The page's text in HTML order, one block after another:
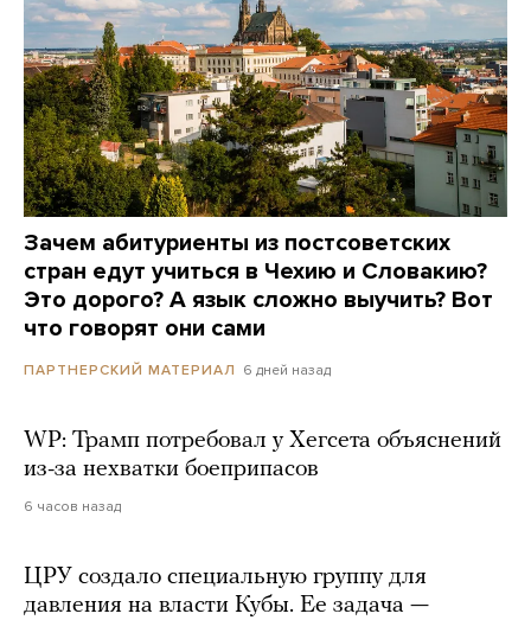
Зачем абитуриенты из постсоветских
стран едут учиться в Чехию и Словакию?
Это дорого? А язык сложно выучить? Вот
что говорят они сами
ПАРТНЕРСКИЙ МАТЕРИАЛ 6 дней назад
WP: Трамп потребовал у Хегсета объяснений
из-за нехватки боеприпасов
6 часов назад
ЦРУ создало специальную группу для
давления на власти Кубы. Ее задача —